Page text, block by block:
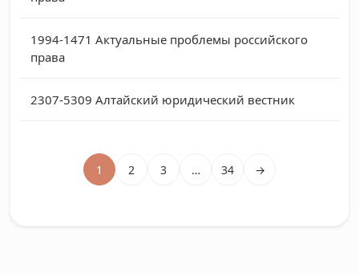
1994-1471 Актуальные проблемы российского
права
2307-5309 Алтайский юридический вестник
1 2 3 … 34 →